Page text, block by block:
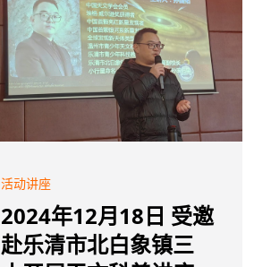
活动讲座
2024年12月18日 受邀
赴乐清市北白象镇三